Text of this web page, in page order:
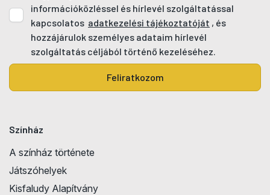
információközléssel és hírlevél szolgáltatással
kapcsolatos adatkezelési tájékoztatóját , és
hozzájárulok személyes adataim hírlevél
szolgáltatás céljából történő kezeléséhez.
Feliratkozom
Színház
A színház története
Játszóhelyek
Kisfaludy Alapítvány